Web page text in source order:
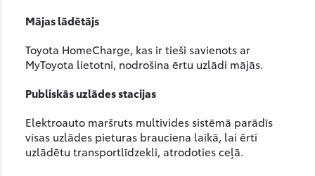
Mājas lādētājs
Toyota HomeCharge, kas ir tieši savienots ar
MyToyota lietotni, nodrošina ērtu uzlādi mājās.
Publiskās uzlādes stacijas
Elektroauto maršruts multivides sistēmā parādīs
visas uzlādes pieturas brauciena laikā, lai ērti
uzlādētu transportlīdzekli, atrodoties ceļā.